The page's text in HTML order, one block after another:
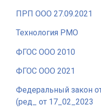
ПРП ООО 27.09.2021
Технология РМО
ФГОС ООО 2010
ФГОС ООО 2021
Федеральный закон
(ред_ от 17_02_2023